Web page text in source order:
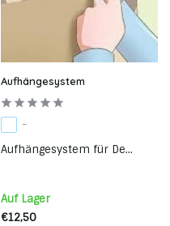
Aufhängesystem
-
Aufhängesystem für De...
Auf Lager
€12,50